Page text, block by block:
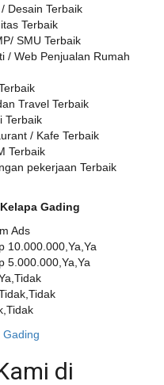
Desain Terbaik
Terbaik
SMU Terbaik
/ Web Penjualan Rumah
Travel Terbaik
Terbaik
/ Kafe Terbaik
Terbaik
pekerjaan Terbaik
Gading
Ads
10.000.000,Ya,Ya
5.000.000,Ya,Ya
di